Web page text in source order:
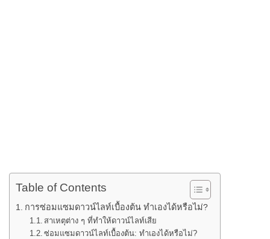
Table of Contents
การซ่อมแซมดาวน์ไลท์เบื้องต้น ทำเองได้หรือไม่?
สาเหตุต่าง ๆ ที่ทำให้ดาวน์ไลท์เสีย
ซ่อมแซมดาวน์ไลท์เบื้องต้น: ทำเองได้หรือไม่?